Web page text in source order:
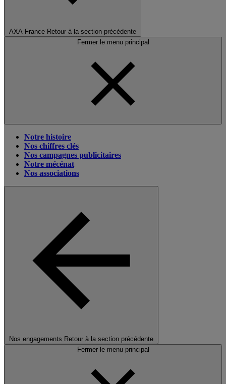
AXA France Retour à la section précédente
Fermer le menu principal
Notre histoire
Nos chiffres clés
Nos campagnes publicitaires
Notre mécénat
Nos associations
Nos engagements Retour à la section précédente
Fermer le menu principal